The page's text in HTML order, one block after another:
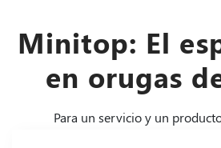
Minitop: El
en orugas
Para un servicio y un